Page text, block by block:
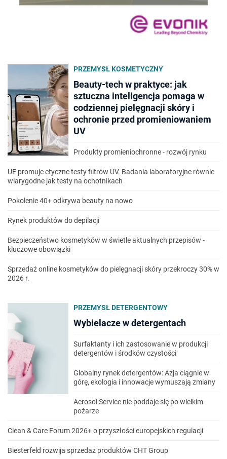
PRZEMYSŁ KOSMETYCZNY
Beauty-tech w praktyce: jak
sztuczna inteligencja pomaga w
codziennej pielęgnacji skóry i
ochronie przed promieniowaniem
UV
Produkty promieniochronne - rozwój rynku
UE promuje etyczne testy filtrów UV. Badania laboratoryjne równie
wiarygodne jak testy na ochotnikach
Pokolenie 40+ odkrywa beauty na nowo
Rynek produktów do depilacji
Bezpieczeństwo kosmetyków w świetle aktualnych przepisów -
kluczowe obowiązki
Sprzedaż online kosmetyków do pielęgnacji skóry przekroczy 30% w
2026 r.
PRZEMYSŁ DETERGENTOWY
Wybielacze w detergentach
Surfaktanty i ich zastosowanie w produkcji
detergentów i środków czystości
Globalny rynek detergentów: Azja ciągnie w
górę, ekologia i innowacje wymuszają zmiany
Aerosol Service nie poddaje się po wielkim
pożarze
Clean & Care Forum 2026+ o przyszłości europejskich regulacji
Biesterfeld rozwija sprzedaż produktów CHT Group